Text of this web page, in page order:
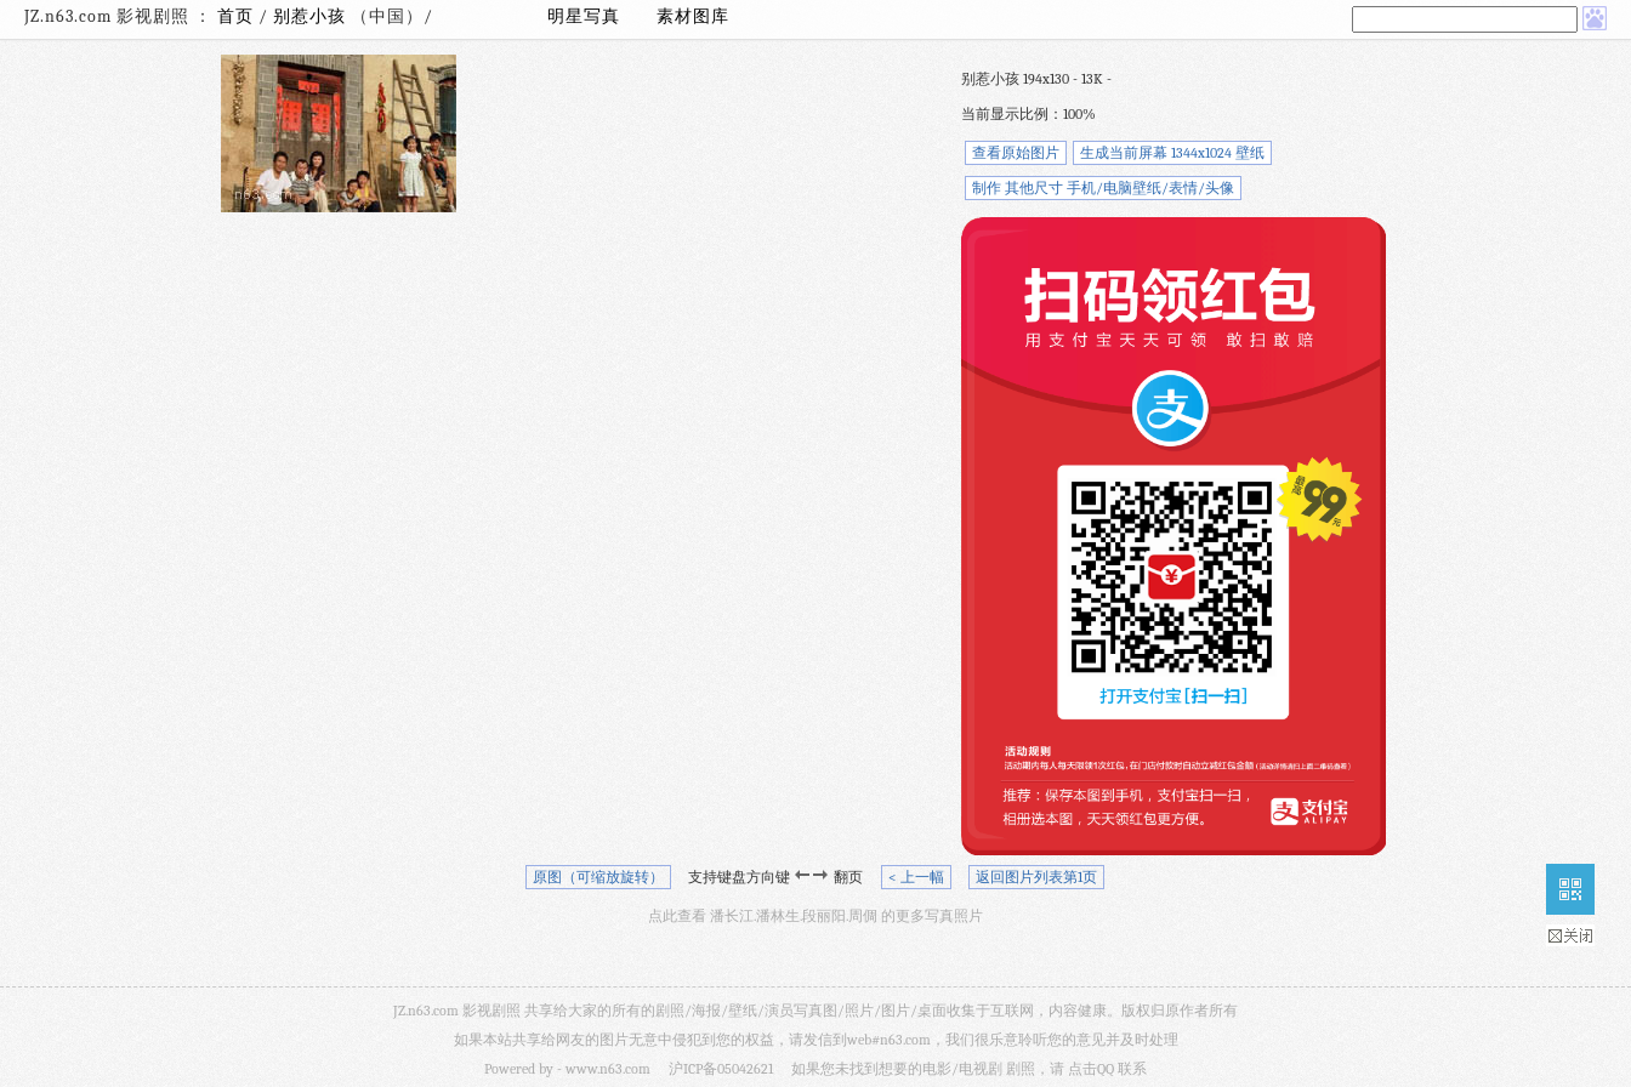
JZ.n63.com 影视剧照 ： 首页 / 别惹小孩 （中国）/ 明星写真 素材图库
别惹小孩 194x130 - 13K -
当前显示比例：100%
查看原始图片 生成当前屏幕 1344x1024 壁纸
制作 其他尺寸 手机/电脑壁纸/表情/头像
原图（可缩放旋转） 支持键盘方向键 翻页 < 上一幅 返回图片列表第1页
点此查看 潘长江.潘林生.段丽阳.周倜 的更多写真照片
JZ.n63.com 影视剧照 共享给大家的所有的剧照/海报/壁纸/演员写真图/照片/图片/桌面收集于互联网，内容健康。版权归原作者所有
如果本站共享给网友的图片无意中侵犯到您的权益，请发信到web#n63.com，我们很乐意聆听您的意见并及时处理
Powered by - www.n63.com 沪ICP备05042621 如果您未找到想要的电影/电视剧 剧照，请 点击QQ 联系